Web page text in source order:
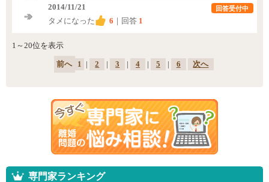
2014/11/21
タメになった
6 ｜回答 1
回答受付中
1～20位を表示
前へ 1 | 2 | 3 | 4 | 5 | 6 次へ
専門家ランキング